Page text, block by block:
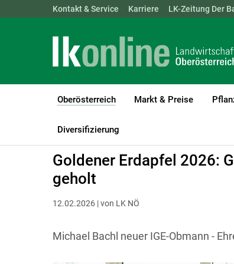
Landwirtschaftskammern: ÖSTERREICH
Kontakt & Service Karriere LK-Zeitung Der
Oberösterreich
(current)1
Markt & Preise
Diversifizierung
LK Oberösterreich Oberösterreich
Goldener Erdapfel 2026:
geholt
12.02.2026 | von LK NÖ
Michael Bachl neuer IGE-Obmann -